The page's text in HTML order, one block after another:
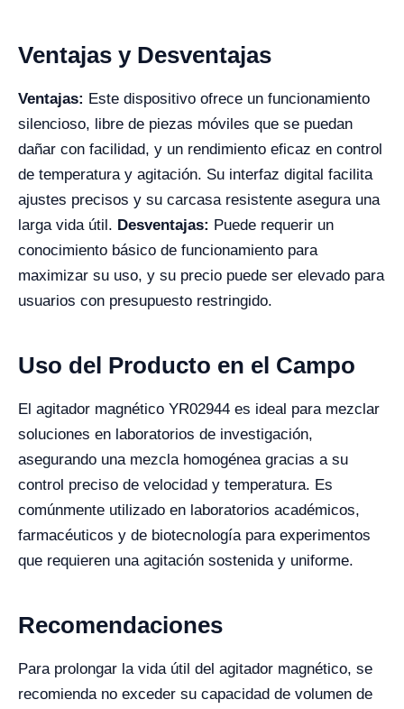
Ventajas y Desventajas
Ventajas: Este dispositivo ofrece un funcionamiento
silencioso, libre de piezas móviles que se puedan
dañar con facilidad, y un rendimiento eficaz en control
de temperatura y agitación. Su interfaz digital facilita
ajustes precisos y su carcasa resistente asegura una
larga vida útil. Desventajas: Puede requerir un
conocimiento básico de funcionamiento para
maximizar su uso, y su precio puede ser elevado para
usuarios con presupuesto restringido.
Uso del Producto en el Campo
El agitador magnético YR02944 es ideal para mezclar
soluciones en laboratorios de investigación,
asegurando una mezcla homogénea gracias a su
control preciso de velocidad y temperatura. Es
comúnmente utilizado en laboratorios académicos,
farmacéuticos y de biotecnología para experimentos
que requieren una agitación sostenida y uniforme.
Recomendaciones
Para prolongar la vida útil del agitador magnético, se
recomienda no exceder su capacidad de volumen de